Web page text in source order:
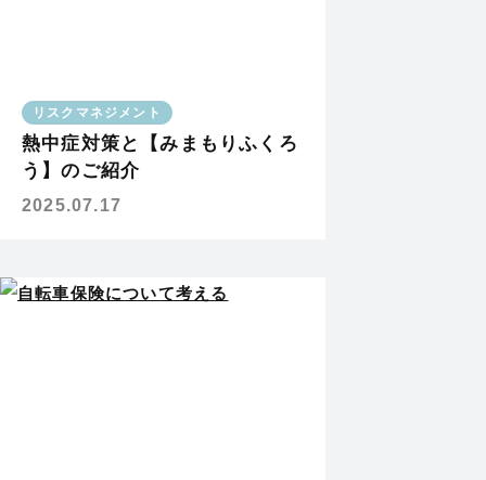
リスクマネジメント
熱中症対策と【みまもりふくろ
う】のご紹介
2025.07.17